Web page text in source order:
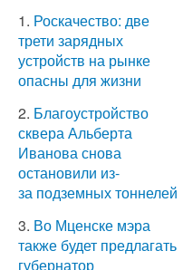
1. Роскачество: две
трети зарядных
устройств на рынке
опасны для жизни
2. Благоустройство
сквера Альберта
Иванова снова
остановили из-
за подземных тоннелей
3. Во Мценске мэра
также будет предлагать
губернатор